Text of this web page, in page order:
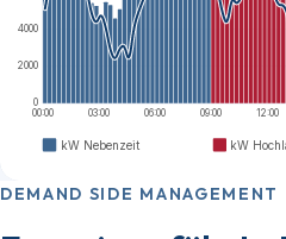
0
2000
4000
00:00 03:00 06:00 09:00 12:00
kW Nebenzeit kW
DEMAND SIDE MANAGEMENT